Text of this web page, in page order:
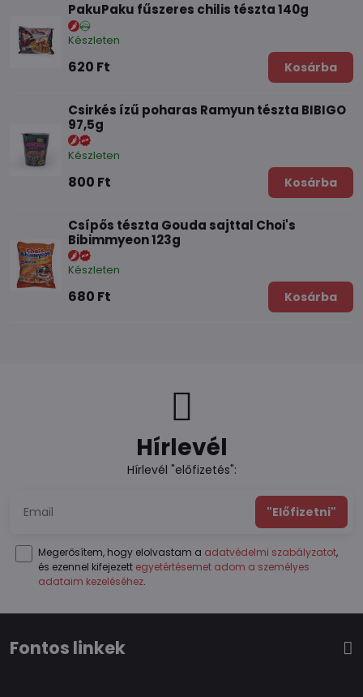
PakuPaku fűszeres chilis tészta 140g
Készleten
620 Ft Kosárba
Csirkés ízű poharas Ramyun tészta BIBIGO
97,5g
Készleten
800 Ft Kosárba
Csípős tészta Gouda sajttal Choi's
Bibimmyeon 123g
Készleten
680 Ft Kosárba
Hírlevél
Hírlevél "előfizetés":
"Előfizetni"
Megerősítem, hogy elolvastam a adatvédelmi szabályzatot,
és ezennel kifejezett egyetértésemet adom a személyes
adataim kezeléséhez.
Fontos linkek